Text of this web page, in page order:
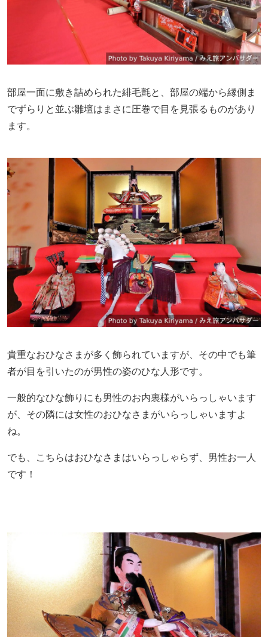
部屋一面に敷き詰められた緋毛氈と、部屋の端から縁側ま
でずらりと並ぶ雛壇はまさに圧巻で目を見張るものがあり
ます。
貴重なおひなさまが多く飾られていますが、その中でも筆
者が目を引いたのが男性の姿のひな人形です。
一般的なひな飾りにも男性のお内裏様がいらっしゃいます
が、その隣には女性のおひなさまがいらっしゃいますよ
ね。
でも、こちらはおひなさまはいらっしゃらず、男性お一人
です！